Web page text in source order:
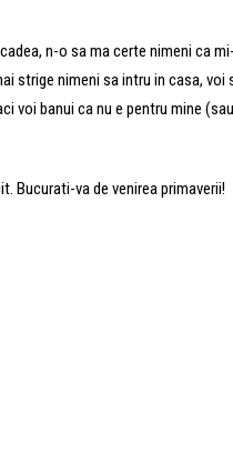
n-o sa ma certe nimeni ca
strige nimeni sa intru in casa, voi
voi banui ca nu e pentru mine
Bucurati-va de venirea primaverii!